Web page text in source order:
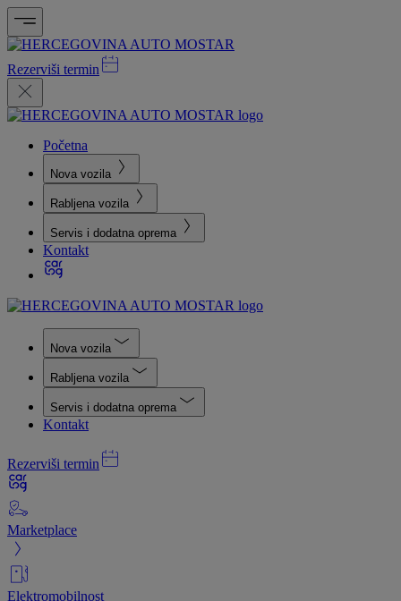
Rezerviši termin
Početna
Nova vozila
Rabljena vozila
Servis i dodatna oprema
Kontakt
Nova vozila
Rabljena vozila
Servis i dodatna oprema
Kontakt
Rezerviši termin
Marketplace
Elektromobilnost